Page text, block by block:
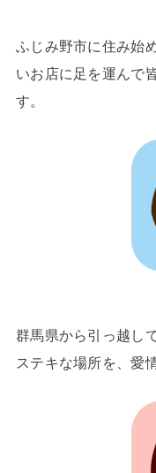
ふじみ野市に住み始
いお店に足を運んで
す。
群馬県から引っ越し
ステキな場所を、愛